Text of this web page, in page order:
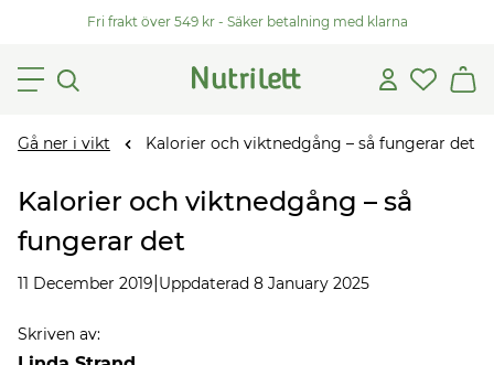
Fri frakt över 549 kr - Säker betalning med klarna
Gå ner i vikt Kalorier och viktnedgång – så fungerar det
Kalorier och viktnedgång – så
fungerar det
11 December 2019 Uppdaterad 8 January 2025
Skriven av: